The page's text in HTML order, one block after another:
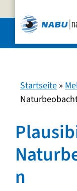
Inhalt
springen
Startseite »
n